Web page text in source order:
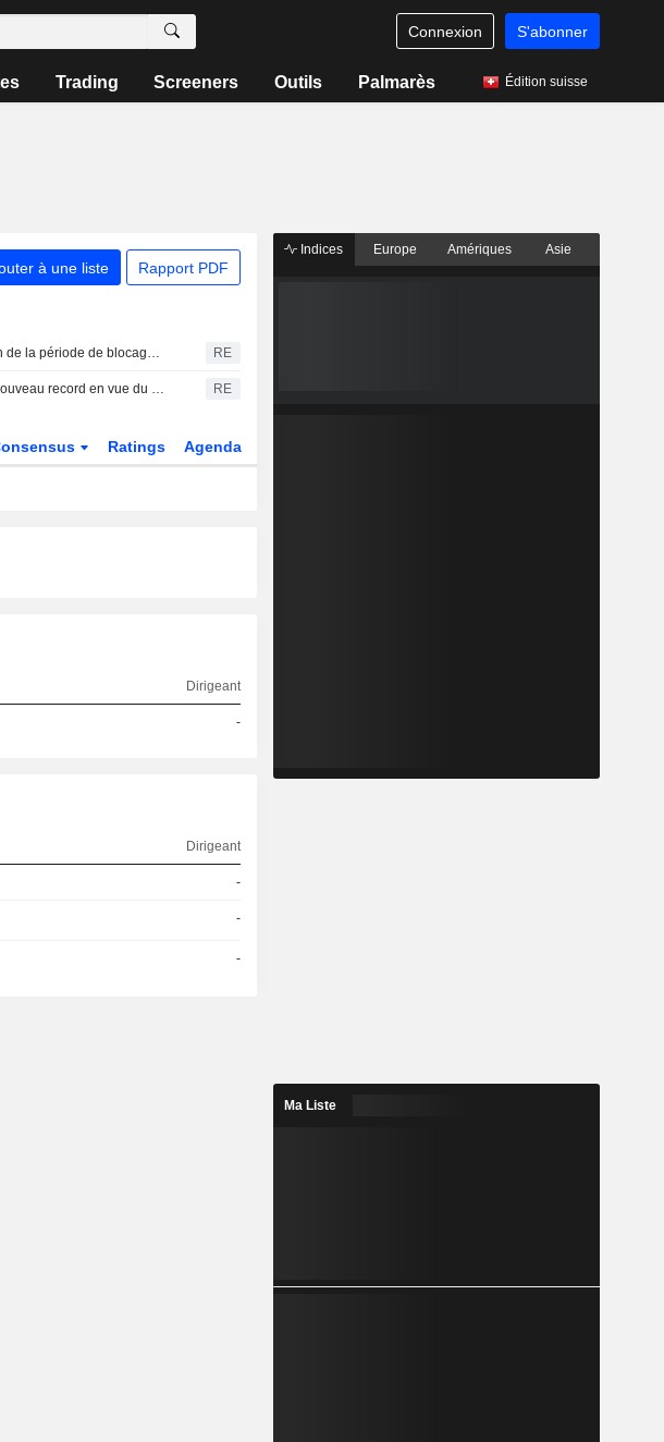
Connexion S'abonner
Trading Screeners Outils Palmarès Édition suisse
à une liste Rapport PDF
ROI - L'expiration de la période de blocage de SpaceX va tester la résilience des investisseurs particuliers : McGeever RE
Point marchés-Nouveau record en vue du Dow Jones, l'Europe aussi sur des sommets RE
Ratings Agenda
Dirigeant
-
Dirigeant
-
-
-
Indices Europe Amériques Asie
Ma Liste